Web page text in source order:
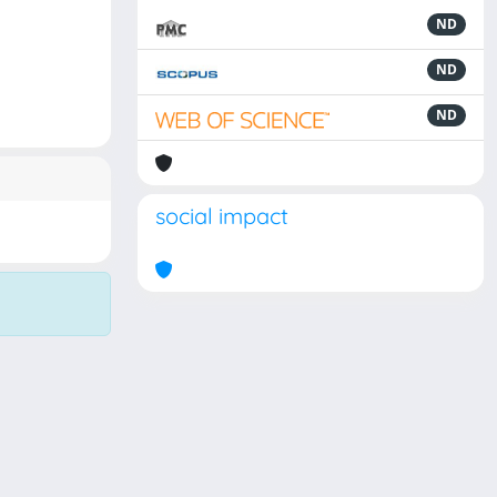
ND
ND
ND
social impact